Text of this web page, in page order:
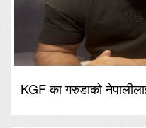
KGF का गरुडाको